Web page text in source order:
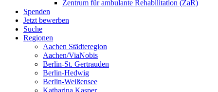
Zentrum für ambulante Rehabilitation (ZaR)
Spenden
Jetzt bewerben
Suche
Regionen
Aachen Städteregion
Aachen/ViaNobis
Berlin-St. Gertrauden
Berlin-Hedwig
Berlin-Weißensee
Katharina Kasper